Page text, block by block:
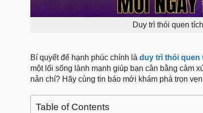
Duy trì thói quen
Bí quyết để hạnh phúc chính là duy trì thói
một lối sống lành mạnh giúp bạn cân bằng cảm
nản chí? Hãy cùng tin báo mới khám phá trọn
Table of Contents